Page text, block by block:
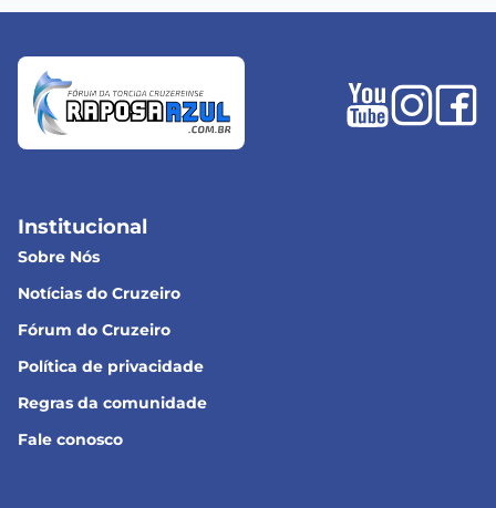
Institucional
Sobre Nós
Notícias do Cruzeiro
Fórum do Cruzeiro
Política de privacidade
Regras da comunidade
Fale conosco